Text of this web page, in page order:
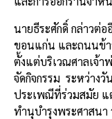
นายธีระศักดิ์ กล่าวต่
ขอนแก่น และถนนข้
ตั้งแต่บริเวณศาลเจ้า
จัดกิจกรรม ระหว่าง
ประเพณีที่ร่วมสมัย แ
ทำนุบำรุงพระศาสน